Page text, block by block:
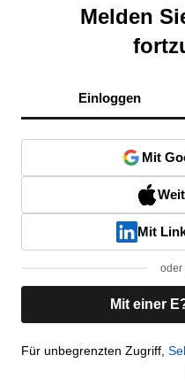
Melden
Einloggen
Mit
Mit
oder
Mit einer
Für unbegrenzten Zugriff,